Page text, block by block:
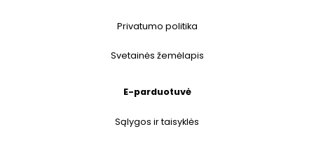
Privatumo politika
Svetainės žemėlapis
E-parduotuvė
Sąlygos ir taisyklės